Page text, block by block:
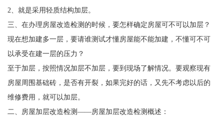
2、就是采用轻质结构加层。
三、在办理房屋改造检测的时候，要怎样确定房屋可不可以加层？
现在想加建多一层，要请谁测试才懂房屋能不能加建，不懂可不可
以承受在建一层的压力？
至于加层，按照情况加层不加层，要到现场了解情况。要观察现有
房屋周围基础砖，是否有开裂，如果完好的话，又先不考虑以后的
维修费用，就可以加层。
二、房屋加层改造检测——房屋加层改造检测概述：